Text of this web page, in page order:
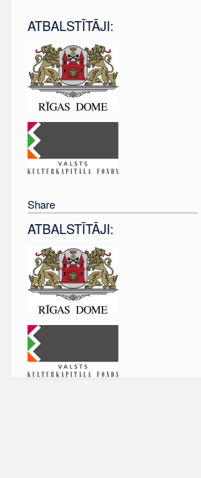
ATBALSTĪTĀJI:
Share
ATBALSTĪTĀJI: